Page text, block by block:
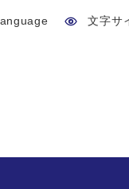
文字サ